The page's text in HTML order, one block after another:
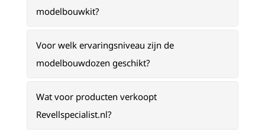
modelbouwkit?
Voor welk ervaringsniveau zijn de
modelbouwdozen geschikt?
Wat voor producten verkoopt
Revellspecialist.nl?